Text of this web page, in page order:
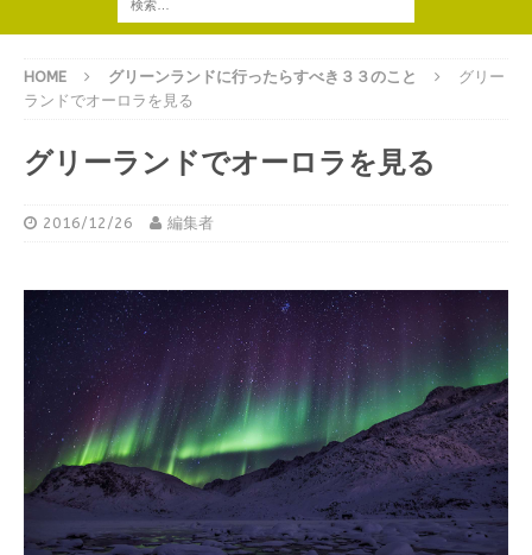
HOME グリーンランドに行ったらすべき３３のこと
グリー
ランドでオーロラを見る
グリーランドでオーロラを見る
2016/12/26 編集者